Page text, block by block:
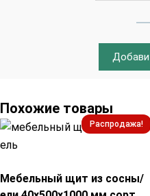
Похожие товары
Распродажа!
Мебельный щит из сосны/